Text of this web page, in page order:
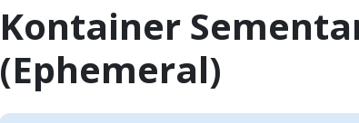
Kontainer
(Ephemeral)